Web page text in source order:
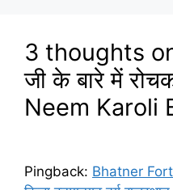
3 thoughts on
जी के बारे में
Neem Karoli
Pingback: Bhatner